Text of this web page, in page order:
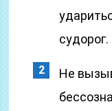
судорог.
Не